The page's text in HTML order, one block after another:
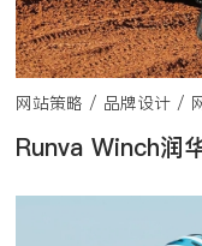
网站策略 / 品牌设计 /
Runva Winch润